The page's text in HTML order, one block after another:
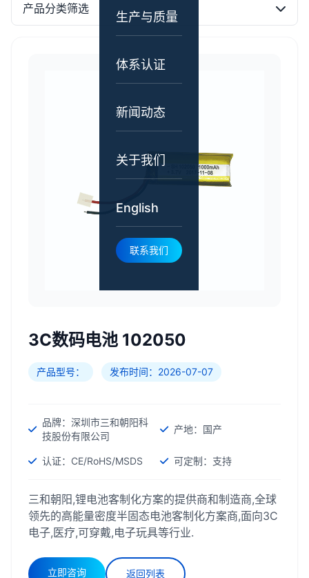
生产与质量
体系认证
新闻动态
关于我们
English
联系我们
产品分类筛选
3C数码电池 102050
产品型号： 发布时间：2026-07-07
品牌：深圳市三和朝阳科
技股份有限公司
产地：国产
认证：CE/RoHS/MSDS 可定制：支持
三和朝阳,锂电池客制化方案的提供商和制造商,全球
领先的高能量密度半固态电池客制化方案商,面向3C
电子,医疗,可穿戴,电子玩具等行业.
立即咨询 返回列表